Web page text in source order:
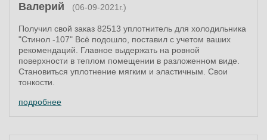
Валерий (06-09-2021г.)
Получил свой заказ 82513 уплотнитель для холодильника
"Стинол -107" Всё подошло, поставил с учетом ваших
рекомендаций. Главное выдержать на ровной
поверхности в теплом помещении в разложенном виде.
Становиться уплотнение мягким и эластичным. Свои
тонкости.
подробнее